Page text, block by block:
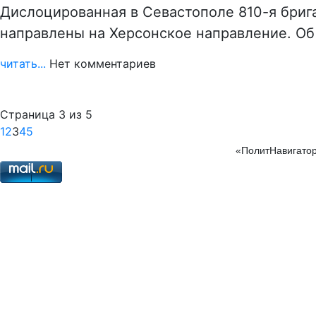
Дислоцированная в Севастополе 810-я
направлены на Херсонское направление.
читать... Нет комментариев
Страница 3 из 5
12345